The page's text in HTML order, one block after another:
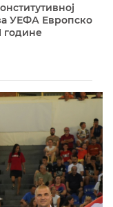
УЕФА Европско
године